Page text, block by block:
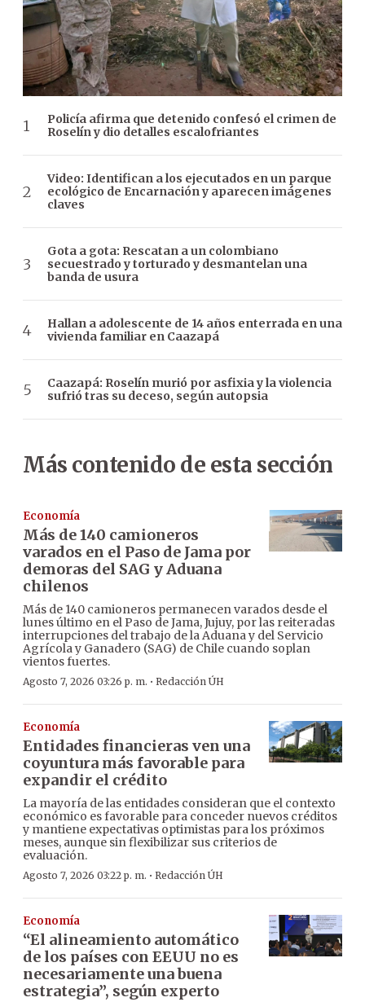
Policía afirma que detenido confesó el crimen de
Roselín y dio detalles escalofriantes
Video: Identifican a los ejecutados en un parque
ecológico de Encarnación y aparecen imágenes
claves
Gota a gota: Rescatan a un colombiano
secuestrado y torturado y desmantelan una
banda de usura
Hallan a adolescente de 14 años enterrada en una
vivienda familiar en Caazapá
Caazapá: Roselín murió por asfixia y la violencia
sufrió tras su deceso, según autopsia
Más contenido de esta sección
Economía
Más de 140 camioneros
varados en el Paso de Jama por
demoras del SAG y Aduana
chilenos
Más de 140 camioneros permanecen varados desde el
lunes último en el Paso de Jama, Jujuy, por las reiteradas
interrupciones del trabajo de la Aduana y del Servicio
Agrícola y Ganadero (SAG) de Chile cuando soplan
vientos fuertes.
Agosto 7, 2026 03:26 p. m. · Redacción ÚH
Economía
Entidades financieras ven una
coyuntura más favorable para
expandir el crédito
La mayoría de las entidades consideran que el contexto
económico es favorable para conceder nuevos créditos
y mantiene expectativas optimistas para los próximos
meses, aunque sin flexibilizar sus criterios de
evaluación.
Agosto 7, 2026 03:22 p. m. · Redacción ÚH
Economía
“El alineamiento automático
de los países con EEUU no es
necesariamente una buena
estrategia”, según experto